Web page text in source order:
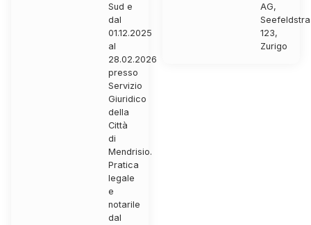
Sud e
dal
01.12.2025
al
28.02.2026
presso
Servizio
Giuridico
della
Città
di
Mendrisio.
Pratica
legale
e
notarile
dal
AG,
123,
Zurigo